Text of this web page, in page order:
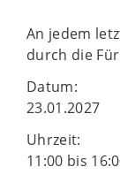
An jedem
durch die
Datum:
23.01.2027
Uhrzeit:
11:00 bis